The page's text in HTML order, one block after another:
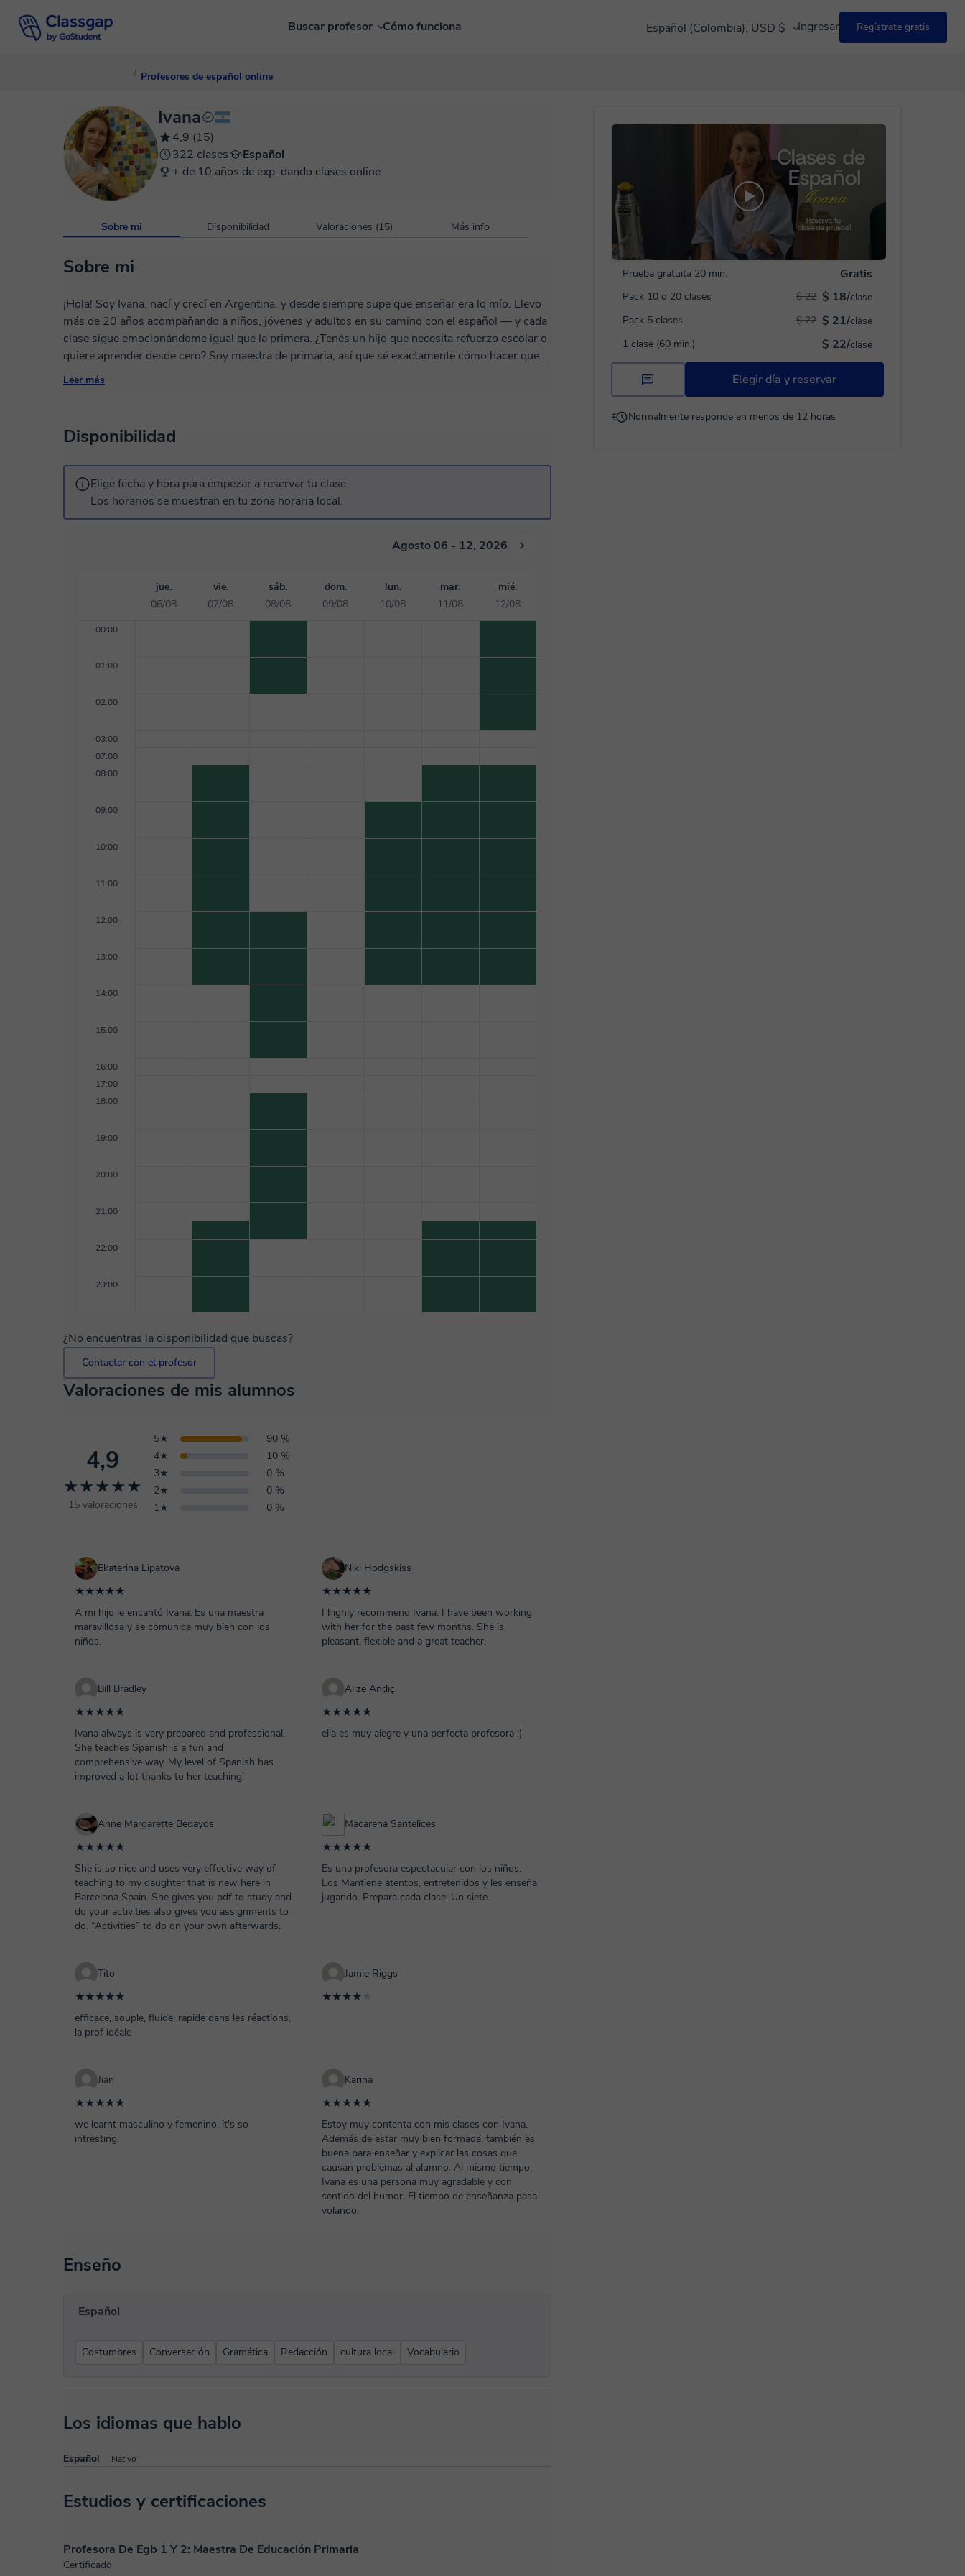
Buscar profesor Cómo funciona Español (Colombia), USD $ Ingresar Regístrate gratis
Profesores de español online
Prueba gratuita 20 min. Gratis
Pack 10 o 20 clases $ 18/clase
$ 22
Pack 5 clases
$ 21/clase
$ 22
1 clase (60 min.)
$ 22/clase
Elegir día y reservar
Normalmente responde en menos de 12 horas
Ivana
4,9 (15)
322 clases
Español
+ de 10 años de exp. dando clases online
Sobre mi Disponibilidad Valoraciones (15) Más info
Sobre mi
¡Hola! Soy Ivana, nací y crecí en Argentina, y desde siempre supe que enseñar era lo mío. Llevo
más de 20 años acompañando a niños, jóvenes y adultos en su camino con el español — y cada
clase sigue emocionándome igual que la primera. ¿Tenés un hijo que necesita refuerzo escolar o
quiere aprender desde cero? Soy maestra de primaria, así que sé exactamente cómo hacer que
los más chicos aprendan jugando, sin aburrirse y con ganas de volver a la próxima clase. ¡Me
cada clase sientas que avanzaste de verdad. 📅 ¡Reservá tu clase de prueba y arranquemos
Leer más
Disponibilidad
Elige fecha y hora para empezar a reservar tu clase.
Los horarios se muestran en tu zona horaria local.
Agosto 06 - 12, 2026
jue.
06/08
vie.
07/08
sáb.
08/08
dom.
09/08
lun.
10/08
mar.
11/08
mié.
12/08
00:00
01:00
02:00
03:00
07:00
08:00
09:00
10:00
11:00
12:00
13:00
14:00
15:00
16:00
17:00
18:00
19:00
20:00
21:00
22:00
23:00
¿No encuentras la disponibilidad que buscas?
Contactar con el profesor
Valoraciones de mis alumnos
4,9
★★★★★
15 valoraciones
5★
90 %
4★
10 %
3★
0 %
2★
0 %
1★
0 %
Ekaterina Lipatova
★★★★★
A mi hijo le encantó Ivana. Es una maestra
maravillosa y se comunica muy bien con los
niños.
Niki Hodgskiss
★★★★★
I highly recommend Ivana. I have been working
with her for the past few months. She is
pleasant, flexible and a great teacher.
Bill Bradley
★★★★★
Ivana always is very prepared and professional.
She teaches Spanish is a fun and
comprehensive way. My level of Spanish has
improved a lot thanks to her teaching!
Alize Andıç
★★★★★
ella es muy alegre y una perfecta profesora :)
Anne Margarette Bedayos
★★★★★
She is so nice and uses very effective way of
teaching to my daughter that is new here in
Barcelona Spain. She gives you pdf to study and
do your activities also gives you assignments to
do. “Activities” to do on your own afterwards.
Macarena Santelices
★★★★★
Es una profesora espectacular con los niños.
Los Mantiene atentos, entretenidos y les enseña
jugando. Prepara cada clase. Un siete.
Tito
★★★★★
efficace, souple, fluide, rapide dans les réactions,
la prof idéale
Jamie Riggs
★★★★
Jian
★★★★★
we learnt masculino y femenino, it's so
intresting.
Karina
★★★★★
Estoy muy contenta con mis clases con Ivana.
Además de estar muy bien formada, también es
buena para enseñar y explicar las cosas que
causan problemas al alumno. Al mismo tiempo,
Ivana es una persona muy agradable y con
sentido del humor. El tiempo de enseñanza pasa
volando.
Enseño
Español
Costumbres Conversación Gramática Redacción cultura local Vocabulario
Los idiomas que hablo
Español Nativo
Estudios y certificaciones
Profesora De Egb 1 Y 2: Maestra De Educación Primaria
Certificado